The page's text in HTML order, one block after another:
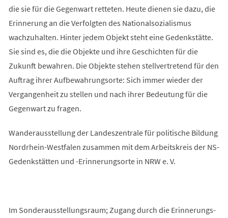
die sie für die Gegenwart retteten. Heute dienen sie dazu, die
Erinnerung an die Verfolgten des Nationalsozialismus
wachzuhalten. Hinter jedem Objekt steht eine Gedenkstätte.
Sie sind es, die die Objekte und ihre Geschichten für die
Zukunft bewahren. Die Objekte stehen stellvertretend für den
Auftrag ihrer Aufbewahrungsorte: Sich immer wieder der
Vergangenheit zu stellen und nach ihrer Bedeutung für die
Gegenwart zu fragen.
Wanderausstellung der Landeszentrale für politische Bildung
Nordrhein-Westfalen zusammen mit dem Arbeitskreis der NS-
Gedenkstätten und -Erinnerungsorte in NRW e. V.
Im Sonderausstellungsraum; Zugang durch die Erinnerungs-